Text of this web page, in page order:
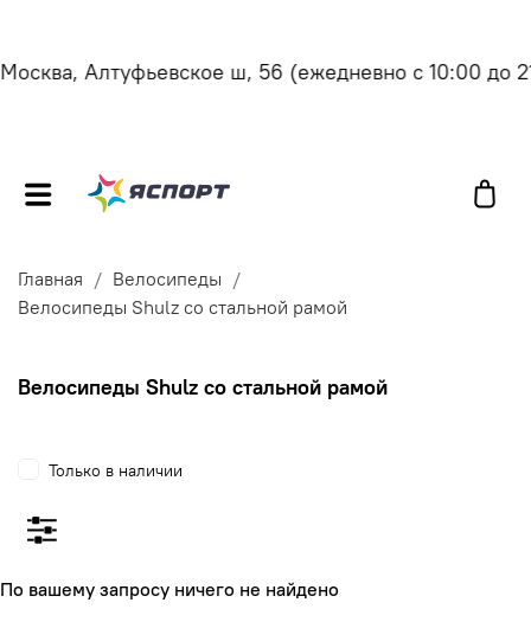
Алтуфьевское ш, 56(ежедневно с 10:00 до
Главная
Велосипеды
Велосипеды Shulz со стальной рамой
Велосипеды Shulz со стальной рамой
По вашему запросу ничего не найдено
Только в наличии